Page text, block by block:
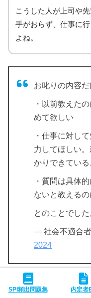
こうした人が上司や
手がおらず、仕事に
よね。
お叱りの内容だ
・以前教えた
めて欲しい
・仕事に対し
力してほしい
かりできている
・質問は具体
ないと教えるの
とのことでし
— 社会不適合
2024
SPI頻出問題集 内定者